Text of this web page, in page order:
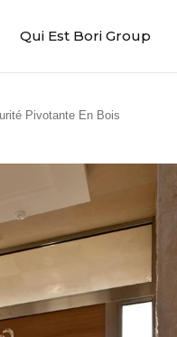
Qui Est Bori Group
Pivotante En Bois